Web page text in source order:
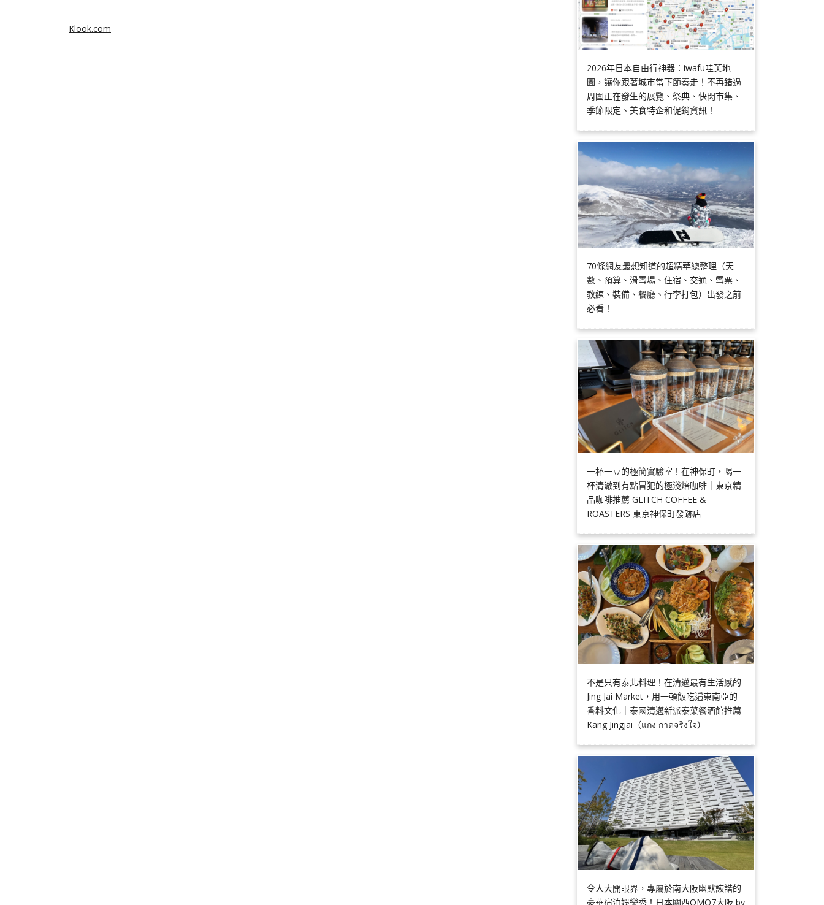
2026年日本自由行神器：iwafu哇芙地
圖，讓你跟著城市當下節奏走！不再錯過
周圍正在發生的展覽、祭典、快閃市集、
季節限定、美食特企和促銷資訊！
70條網友最想知道的超精華總整理（天
數、預算、滑雪場、住宿、交通、雪票、
教練、裝備、餐廳、行李打包）出發之前
必看！
一杯一豆的極簡實驗室！在神保町，喝一
杯清澈到有點冒犯的極淺焙咖啡｜東京精
品咖啡推薦 GLITCH COFFEE &
ROASTERS 東京神保町發跡店
不是只有泰北料理！在清邁最有生活感的
Jing Jai Market，用一頓飯吃遍東南亞的
香料文化｜泰國清邁新派泰菜餐酒館推薦
Kang Jingjai（แกง กาดจริงใจ）
令人大開眼界，專屬於南大阪幽默詼諧的
豪華宿泊娛樂秀！日本關西OMO7大阪 by
Klook.com